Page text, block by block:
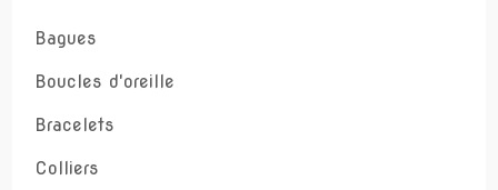
Bagues
Boucles d'oreille
Bracelets
Colliers